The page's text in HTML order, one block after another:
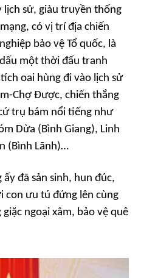
lịch sử, giàu truyền thống
có vị trí địa chiến
bảo vệ Tổ quốc, là
một thời đấu tranh
oai hùng đi vào lịch sử
Chợ Được, chiến thắng
trụ bám nổi tiếng như
Dừa (Bình Giang), Linh
(Bình Lãnh)…
đã sản sinh, hun đúc,
con ưu tú đứng lên cùng
ngoại xâm, bảo vệ quê